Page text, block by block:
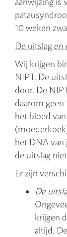
10 weken
De uitslag
Wij krijgen
NIPT. De
door. De
daarom
het bloed
het DNA van
de uitslag
Er zijn
De
krijgen
altijd.